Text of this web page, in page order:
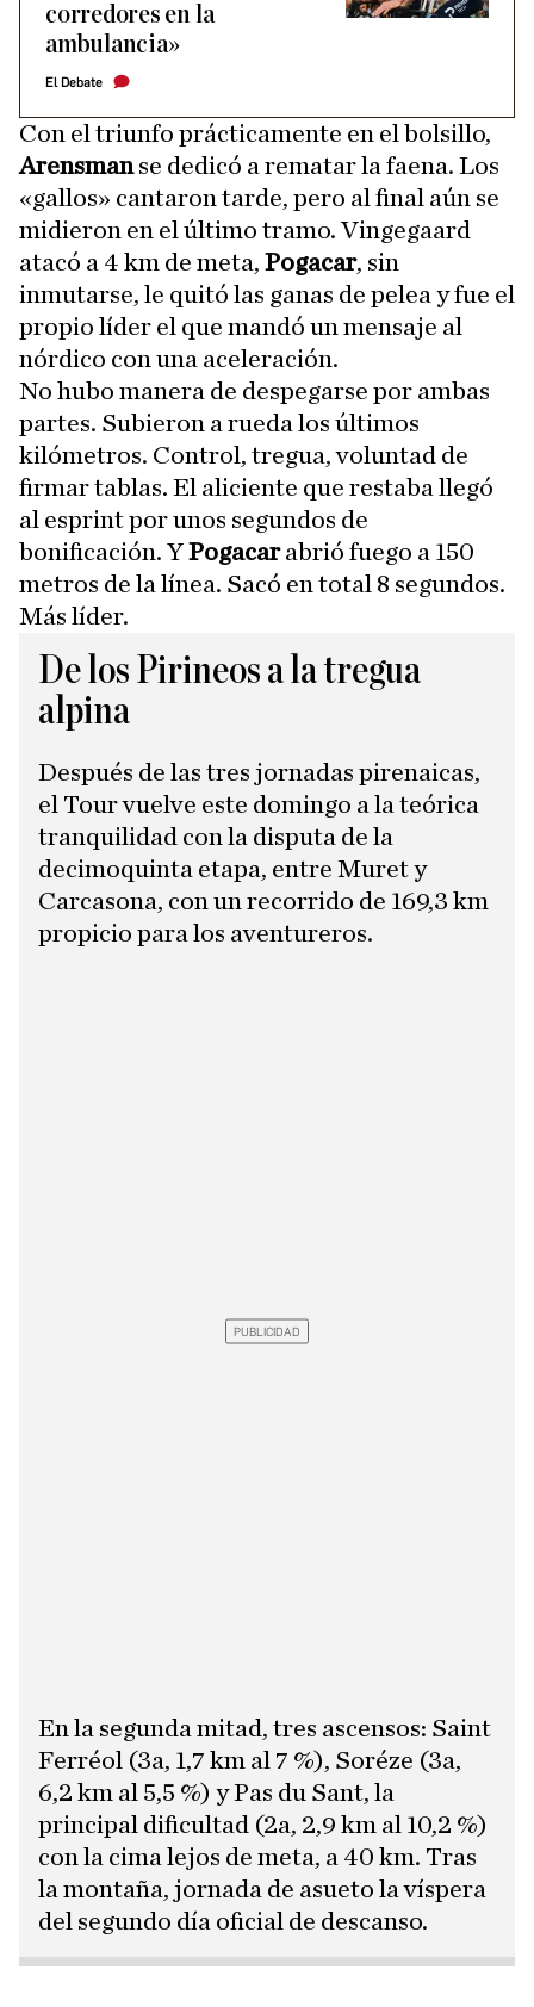
corredores en la
ambulancia»
El Debate
Con el triunfo prácticamente en el bolsillo,
Arensmanse dedicó a rematar la faena. Los
«gallos» cantaron tarde, pero al final aún se
midieron en el último tramo. Vingegaard
atacó a 4 km de meta, Pogacar, sin
inmutarse, le quitó las ganas de pelea y fue el
propio líder el que mandó un mensaje al
nórdico con una aceleración.
No hubo manera de despegarse por ambas
partes. Subieron a rueda los últimos
kilómetros. Control, tregua, voluntad de
firmar tablas. El aliciente que restaba llegó
al esprint por unos segundos de
bonificación. YPogacarabrió fuego a 150
metros de la línea. Sacó en total 8 segundos.
Más líder.
De los Pirineos a la tregua
alpina
Después de las tres jornadas pirenaicas,
el Tour vuelve este domingo a la teórica
tranquilidad con la disputa de la
decimoquinta etapa, entre Muret y
Carcasona, con un recorrido de 169,3 km
propicio para los aventureros.
En la segunda mitad, tres ascensos: Saint
Ferréol (3a, 1,7 km al 7 %), Soréze (3a,
6,2 km al 5,5 %) y Pas du Sant, la
principal dificultad (2a, 2,9 km al 10,2 %)
con la cima lejos de meta, a 40 km. Tras
la montaña, jornada de asueto la víspera
del segundo día oficial de descanso.